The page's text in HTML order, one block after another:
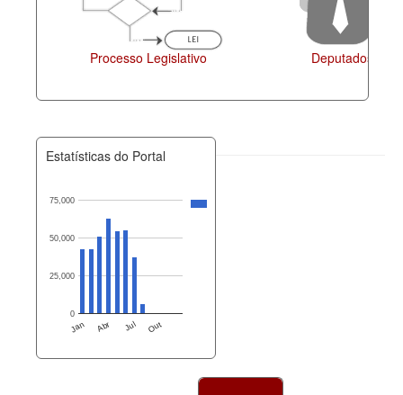
Processo Legislativo Deputados
Estatísticas do Portal
Jan Abr Jul Out
0
25,000
50,000
75,000